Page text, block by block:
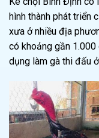
hình thành phát triển
xưa ở nhiều địa
có khoảng gần
dụng làm gà thi đấu